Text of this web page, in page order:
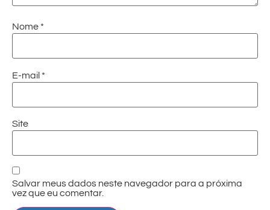
Nome *
E-mail *
Site
Salvar meus dados neste navegador para a próxima
vez que eu comentar.